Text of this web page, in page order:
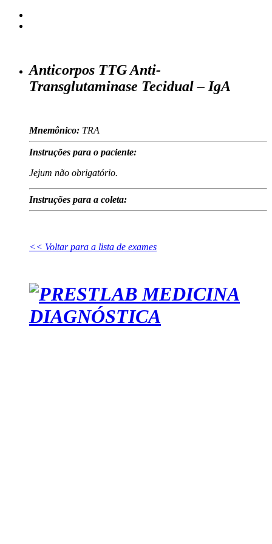
Anticorpos TTG Anti-
Transglutaminase Tecidual – IgA
Mnemônico: TRA
Instruções para o paciente:
Jejum não obrigatório.
Instruções para a coleta:
<< Voltar para a lista de exames